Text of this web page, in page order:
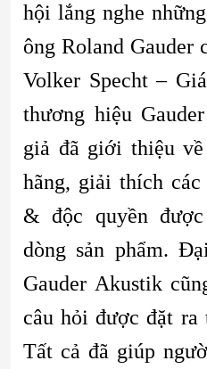
hội lắng nghe
ông Roland Gauder
Volker Specht –
thương hiệu
giả đã giới thiệu
hãng, giải thích các
& độc quyền
dòng sản phẩm.
Gauder Akustik
câu hỏi được đặt ra
Tất cả đã giúp